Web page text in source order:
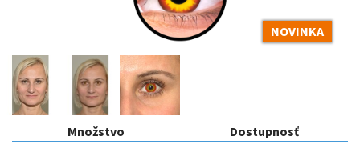
NOVINKA
Množstvo
Dostupnosť